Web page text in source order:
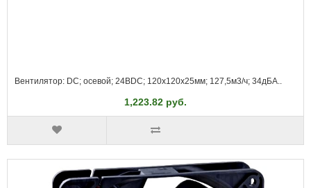
Вентилятор: DC; осевой; 24ВDC; 120x120x25мм; 127,5м3/ч; 34дБА..
1,223.82 руб.